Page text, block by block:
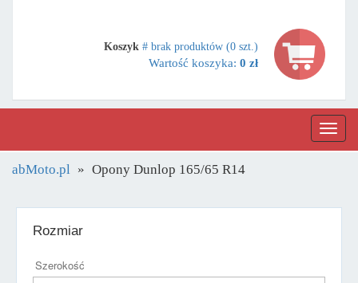
Koszyk # brak produktów (0 szt.)
Wartość koszyka: 0 zł
abMoto.pl Opony Dunlop 165/65 R14
Rozmiar
Szerokość